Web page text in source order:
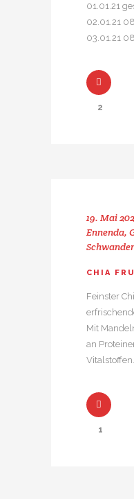
01.01.21
02.01.21
03.01.21
2
19. Mai
Ennenda,
CHIA
Feinster
Mit
an
1